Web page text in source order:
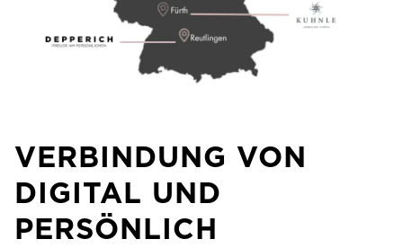
VERBINDUNG VON
DIGITAL UND
PERSÖNLICH